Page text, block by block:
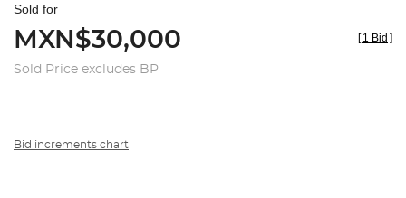
Sold for
MXN$30,000
Sold Price excludes BP
[ 1 Bid ]
Bid increments chart